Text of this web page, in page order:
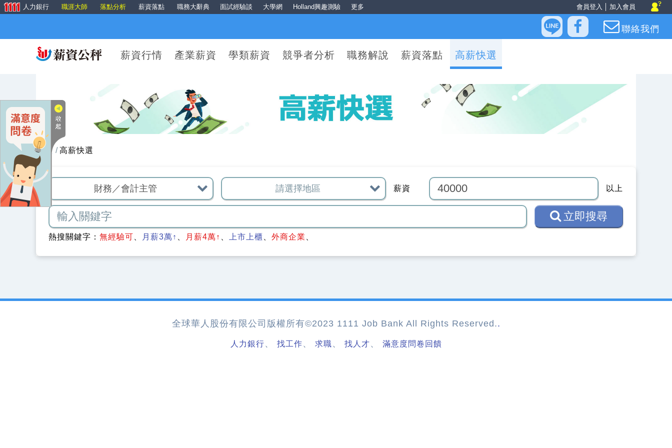
會員登入 加入會員
人力銀行 職涯大師 落點分析 薪資落點 職務大辭典 面試經驗談 大學網 Holland興趣測驗 更多
聯絡我們
薪資行情 產業薪資 學類薪資 競爭者分析 職務解說 薪資落點 高薪快選
首頁 高薪快選
薪資 以上
立即搜尋
熱搜關鍵字： 無經驗可 月薪3萬↑ 月薪4萬↑ 上市上櫃 外商企業
全球華人股份有限公司版權所有©2023 1111 Job Bank All Rights Reserved..
人力銀行、 找工作、 求職、 找人才、 滿意度問卷回饋